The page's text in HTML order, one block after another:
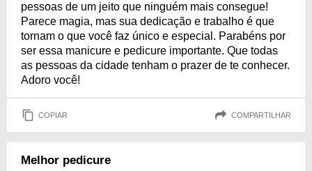
pessoas de um jeito que ninguém mais consegue!
Parece magia, mas sua dedicação e trabalho é que
tornam o que você faz único e especial. Parabéns por
ser essa manicure e pedicure importante. Que todas
as pessoas da cidade tenham o prazer de te conhecer.
Adoro você!
COPIAR COMPARTILHAR
Melhor pedicure